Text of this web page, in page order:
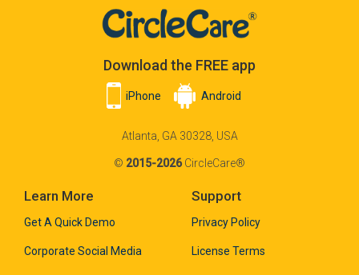
Download the FREE app
iPhone Android
Atlanta, GA 30328, USA
© 2015-2026CircleCare®
Learn More
Get A Quick Demo
Corporate Social Media
Support
Privacy Policy
License Terms